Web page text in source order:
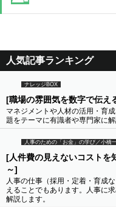
人気記事ランキング
ナレッジBOX
[職場の雰囲気を数字で伝え
マネジメントや人材の活用・育
題をテーマに有識者や専門家に解
人事のための「お金」の学び／小橋
[人件費の見えないコストを
～]
人事の仕事（採用・定着・育成
えることでもあります。人事に
解説します。